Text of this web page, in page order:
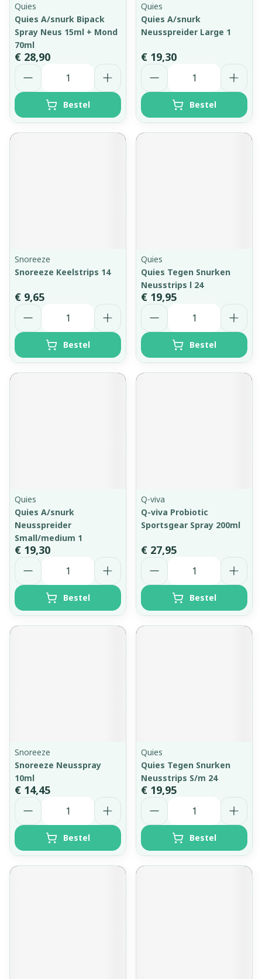
Quies
Quies A/snurk Bipack
Spray Neus 15ml + Mond
70ml
€ 28,90
Aantal
Bestel
Quies
Quies A/snurk
Neusspreider Large 1
€ 19,30
Aantal
Bestel
Snoreeze
Snoreeze Keelstrips 14
€ 9,65
Aantal
Bestel
Quies
Quies Tegen Snurken
Neusstrips l 24
€ 19,95
Aantal
Bestel
Quies
Quies A/snurk
Neusspreider
Small/medium 1
€ 19,30
Aantal
Bestel
Q-viva
Q-viva Probiotic
Sportsgear Spray 200ml
€ 27,95
Aantal
Bestel
Snoreeze
Snoreeze Neusspray
10ml
€ 14,45
Aantal
Bestel
Quies
Quies Tegen Snurken
Neusstrips S/m 24
€ 19,95
Aantal
Bestel